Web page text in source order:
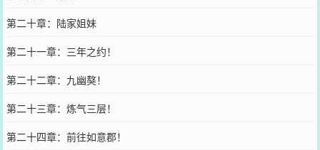
第二十章：陆家姐妹
第二十一章：三年之约！
第二十二章：九幽獒！
第二十三章：炼气三层！
第二十四章：前往如意郡！